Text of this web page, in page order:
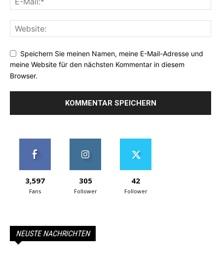
Speichern Sie meinen Namen, meine E-Mail-Adresse und
meine Website für den nächsten Kommentar in diesem
Browser.
3,597
Fans
305
Follower
42
Follower
NEUSTE NACHRICHTEN